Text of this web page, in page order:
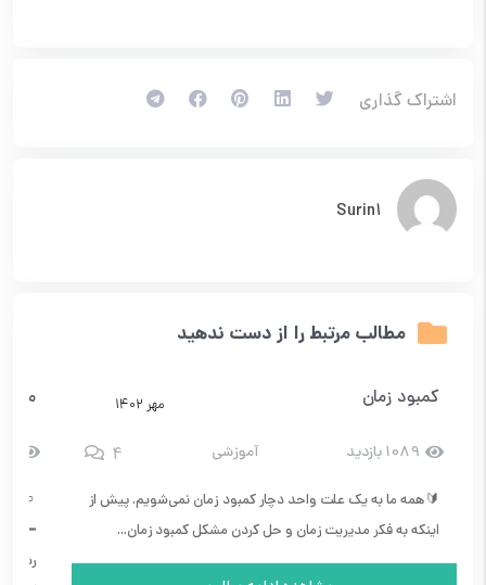
اشتراک گذاری
Surin1
مطالب مرتبط را از دست ندهید
مهر ۱۴۰۲ کمبود زمان
1089 بازدید آموزشی 4
🔰همه ما به یک علت واحد دچار کمبود زمان نمی‌شویم. پیش از
اینکه به فکر مدیریت زمان و حل کردن مشکل کمبود زمان...
⸦
رشته